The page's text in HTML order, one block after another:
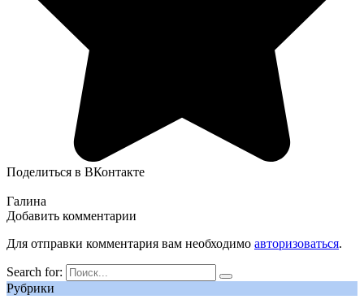
Поделиться в ВКонтакте
Галина
Добавить комментарии
Для отправки комментария вам необходимо авторизоваться.
Search for:
Рубрики